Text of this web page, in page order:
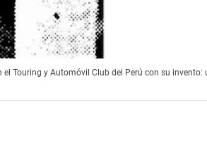
Touring y Automóvil Club del Perú con su